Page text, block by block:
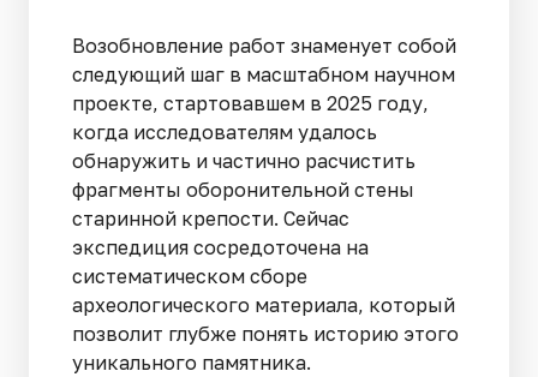
Возобновление работ знаменует собой
следующий шаг в масштабном научном
проекте, стартовавшем в 2025 году,
когда исследователям удалось
обнаружить и частично расчистить
фрагменты оборонительной стены
старинной крепости. Сейчас
экспедиция сосредоточена на
систематическом сборе
археологического материала, который
позволит глубже понять историю этого
уникального памятника.